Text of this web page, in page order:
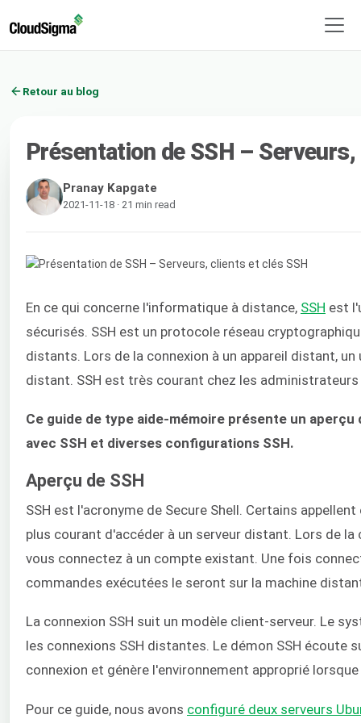
Retour au blog
Présentation de SSH –
Pranay Kapgate
2021-11-18 · 21 min read
En ce qui concerne l'informatique à distance, SSH est
sécurisés. SSH est un protocole réseau
distants. Lors de la connexion à un appareil distant,
distant. SSH est très courant chez les
Ce guide de type aide-mémoire présente un
avec SSH et diverses configurations SSH.
Aperçu de SSH
SSH est l'acronyme de Secure Shell. Certains
plus courant d'accéder à un serveur distant. Lors de
vous connectez à un compte existant. Une fois
commandes exécutées le seront sur la machine
La connexion SSH suit un modèle client-serveur. Le
les connexions SSH distantes. Le démon SSH
connexion et génère l'environnement approprié
Pour ce guide, nous avons configuré deux serveurs